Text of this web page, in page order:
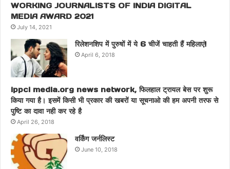
WORKING JOURNALISTS OF INDIA DIGITAL
MEDIA AWARD 2021
July 14, 2021
रिलेशनशिप में पुरुषों में ये 6 चीजें चाहती हैं महिलाएं!
April 6, 2018
ippci media.org news network, फिलहाल ट्रायल बेस पर शुरू
किया गया है। इसमें किसी भी प्रकार की खबरों या सूचनाओ की हम अपनी तरफ से
पुष्टि का दावा नही कर रहे है
April 26, 2018
वर्किंग जर्नलिस्ट
June 10, 2018